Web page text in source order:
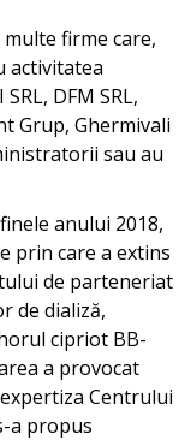
firme care,
activitatea
DFM SRL,
Grup, Ghermivali
sau au
anului 2018,
prin care a extins
de parteneriat
de dializă,
cipriot BB-
a provocat
Centrului
a propus